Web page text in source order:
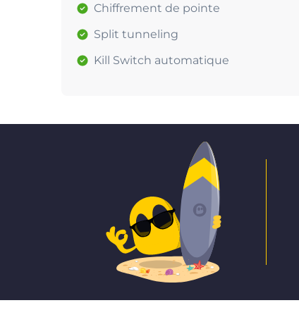
Chiffrement de pointe
Split tunneling
Kill Switch automatique